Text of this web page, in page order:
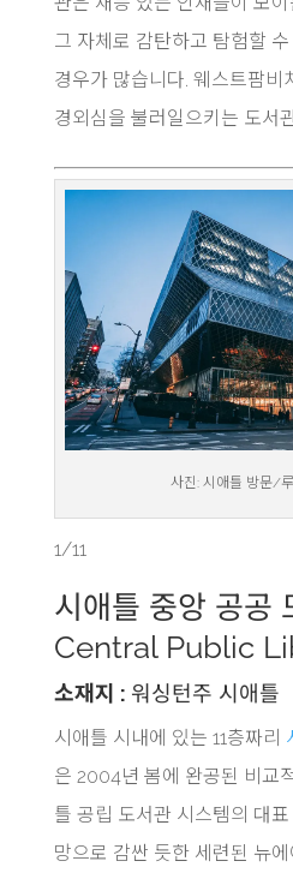
그 자체로 감탄하고 탐험할
경우가 많습니다. 웨스트팜비
경외심을 불러일으키는 도서
사진: 시애틀 방문/
1/11
시애틀 중앙 공공
Central Public
소재지 : 워싱턴주 시애틀
시애틀 시내에 있는 11층짜리
은 2004년 봄에 완공된 비교
틀 공립 도서관 시스템의 대
망으로 감싼 듯한 세련된 뉴